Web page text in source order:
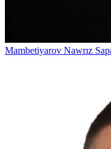
Mambetiyarov Nawrız